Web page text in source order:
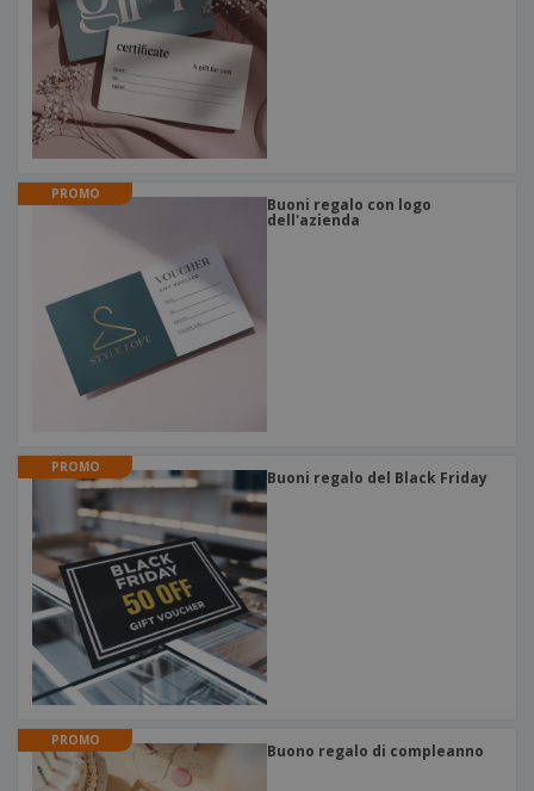
PROMO
Buoni regalo con logo
dell'azienda
PROMO
Buoni regalo del Black Friday
PROMO
Buono regalo di compleanno